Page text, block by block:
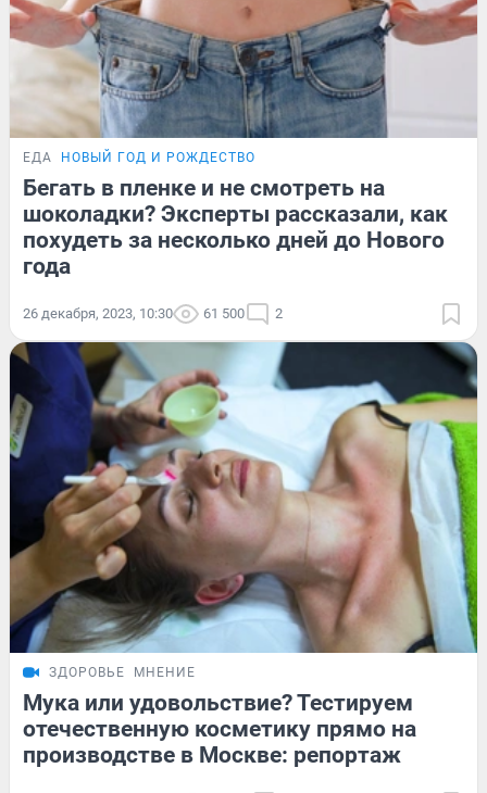
ЕДА НОВЫЙ ГОД И РОЖДЕСТВО
Бегать в пленке и не смотреть на
шоколадки? Эксперты рассказали, как
похудеть за несколько дней до Нового
года
26 декабря, 2023, 10:30 61 500 2
ЗДОРОВЬЕ МНЕНИЕ
Мука или удовольствие? Тестируем
отечественную косметику прямо на
производстве в Москве: репортаж